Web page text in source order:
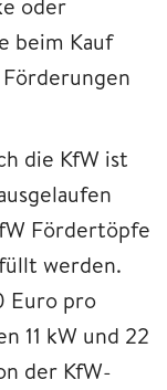
beim Kauf
die KfW ist
Fördertöpfe
werden.
Euro pro
11 kW und 22
der KfW-